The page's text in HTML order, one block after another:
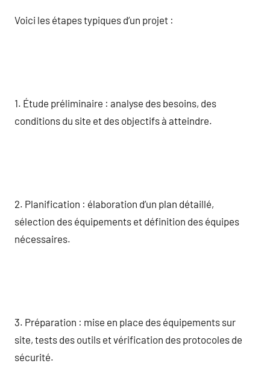
Voici les étapes typiques d’un projet :
1. Étude préliminaire : analyse des besoins, des
conditions du site et des objectifs à atteindre.
2. Planification : élaboration d’un plan détaillé,
sélection des équipements et définition des équipes
nécessaires.
3. Préparation : mise en place des équipements sur
site, tests des outils et vérification des protocoles de
sécurité.